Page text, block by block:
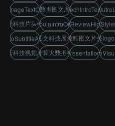
大数据图文展示
HighTechIntroTemplate
炫酷科技片头模板NebulaIntroOutro
图文科技展示炫酷图文片头
科技
星云科技视觉展示云计算大数据视觉